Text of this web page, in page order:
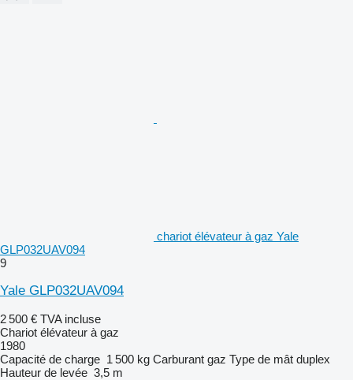
chariot élévateur à gaz Yale
GLP032UAV094
9
Yale GLP032UAV094
2 500 € TVA incluse
Chariot élévateur à gaz
1980
Capacité de charge 1 500 kg Carburant gaz Type de mât duplex
Hauteur de levée 3,5 m